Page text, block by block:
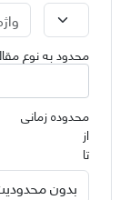
محدود به نوع
محدوده زمانی
از
تا